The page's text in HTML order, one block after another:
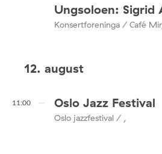
Ungsoloen: Sigrid
Konsertforeninga / Café
12. august
11:00 Oslo Jazz Festival
Oslo jazzfestival / ,